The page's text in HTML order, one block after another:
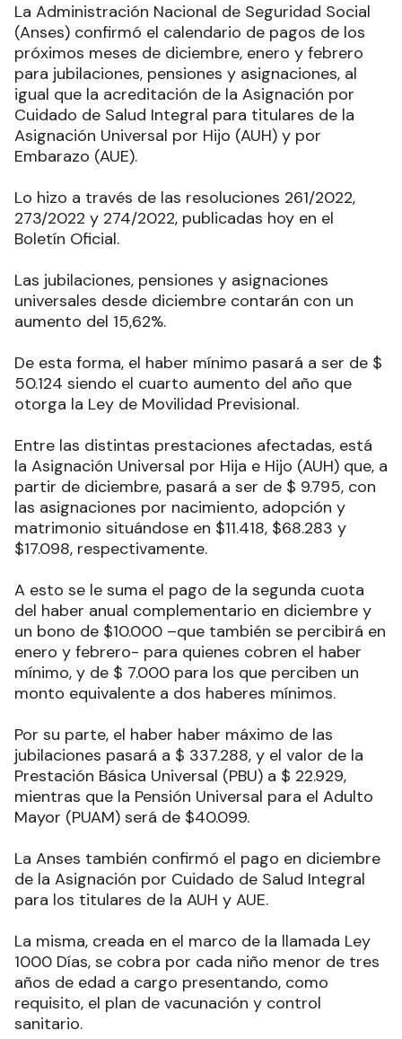
La Administración Nacional de Seguridad Social
(Anses) confirmó el calendario de pagos de los
próximos meses de diciembre, enero y febrero
para jubilaciones, pensiones y asignaciones, al
igual que la acreditación de la Asignación por
Cuidado de Salud Integral para titulares de la
Asignación Universal por Hijo (AUH) y por
Embarazo (AUE).
Lo hizo a través de las resoluciones 261/2022,
273/2022 y 274/2022, publicadas hoy en el
Boletín Oficial.
Las jubilaciones, pensiones y asignaciones
universales desde diciembre contarán con un
aumento del 15,62%.
De esta forma, el haber mínimo pasará a ser de $
50.124 siendo el cuarto aumento del año que
otorga la Ley de Movilidad Previsional.
Entre las distintas prestaciones afectadas, está
la Asignación Universal por Hija e Hijo (AUH) que, a
partir de diciembre, pasará a ser de $ 9.795, con
las asignaciones por nacimiento, adopción y
matrimonio situándose en $11.418, $68.283 y
$17.098, respectivamente.
A esto se le suma el pago de la segunda cuota
del haber anual complementario en diciembre y
un bono de $10.000 –que también se percibirá en
enero y febrero- para quienes cobren el haber
mínimo, y de $ 7.000 para los que perciben un
monto equivalente a dos haberes mínimos.
Por su parte, el haber haber máximo de las
jubilaciones pasará a $ 337.288, y el valor de la
Prestación Básica Universal (PBU) a $ 22.929,
mientras que la Pensión Universal para el Adulto
Mayor (PUAM) será de $40.099.
La Anses también confirmó el pago en diciembre
de la Asignación por Cuidado de Salud Integral
para los titulares de la AUH y AUE.
La misma, creada en el marco de la llamada Ley
1000 Días, se cobra por cada niño menor de tres
años de edad a cargo presentando, como
requisito, el plan de vacunación y control
sanitario.